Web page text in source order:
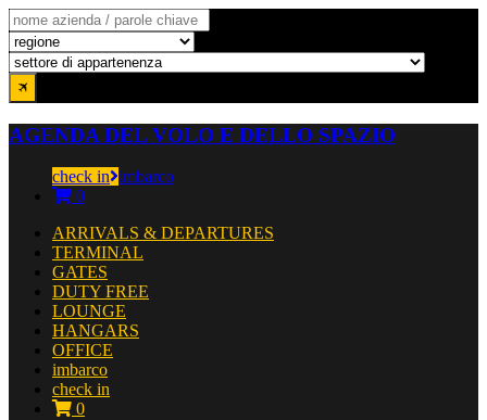
AGENDA DEL VOLO E DELLO SPAZIO
check in imbarco
0
ARRIVALS & DEPARTURES
TERMINAL
GATES
DUTY FREE
LOUNGE
HANGARS
OFFICE
imbarco
check in
0